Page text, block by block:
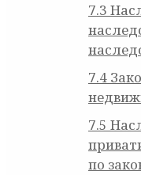
7.3
7.4
7.5
по